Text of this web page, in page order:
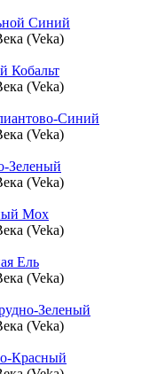
Синий
(Veka)
Кобальт
(Veka)
Синий
(Veka)
Зеленый
(Veka)
Мох
(Veka)
Ель
(Veka)
Зеленый
(Veka)
Красный